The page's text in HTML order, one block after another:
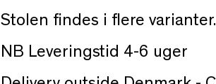
Stolen findes i flere varianter.
NB Leveringstid 4-6 uger